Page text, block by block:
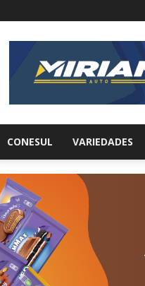
CONESUL VARIEDADES